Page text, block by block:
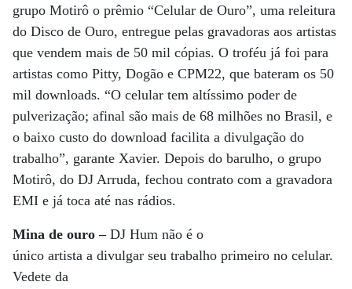
grupo Motirô o prêmio “Celular de Ouro”, uma releitura
do Disco de Ouro, entregue pelas gravadoras aos artistas
que vendem mais de 50 mil cópias. O troféu já foi para
artistas como Pitty, Dogão e CPM22, que bateram os 50
mil downloads. “O celular tem altíssimo poder de
pulverização; afinal são mais de 68 milhões no Brasil, e
o baixo custo do download facilita a divulgação do
trabalho”, garante Xavier. Depois do barulho, o grupo
Motirô, do DJ Arruda, fechou contrato com a gravadora
EMI e já toca até nas rádios.
Mina de ouro –DJ Hum não é o
único artista a divulgar seu trabalho primeiro no celular.
Vedete da